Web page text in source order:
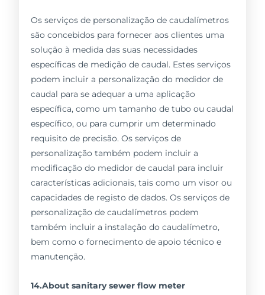
Os serviços de personalização de caudalímetros
são concebidos para fornecer aos clientes uma
solução à medida das suas necessidades
específicas de medição de caudal. Estes serviços
podem incluir a personalização do medidor de
caudal para se adequar a uma aplicação
específica, como um tamanho de tubo ou caudal
específico, ou para cumprir um determinado
requisito de precisão. Os serviços de
personalização também podem incluir a
modificação do medidor de caudal para incluir
características adicionais, tais como um visor ou
capacidades de registo de dados. Os serviços de
personalização de caudalímetros podem
também incluir a instalação do caudalímetro,
bem como o fornecimento de apoio técnico e
manutenção.
14.About sanitary sewer flow meter